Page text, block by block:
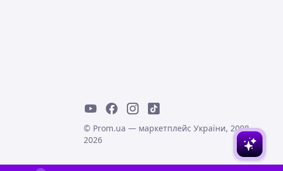
© Prom.ua — маркетплейс України, 2008-
2026